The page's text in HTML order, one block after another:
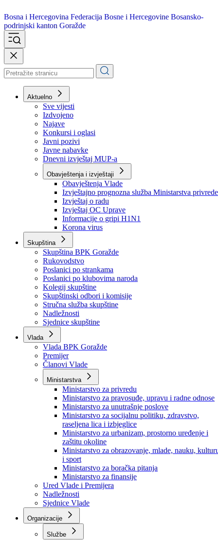
Bosna i Hercegovina
podrinjski kanton Goražde
Aktuelno
Sve vijesti
Izdvojeno
Najave
Konkursi i oglasi
Javni pozivi
Javne nabavke
Dnevni izvještaj MUP-a
Obavještenja i izvještaji
Obavještenja Vlade
Izvještajno prognozna služba Ministarstva privrede
Izvještaj o radu
Izvještaj OC Uprave
Informacije o gripi H1N1
Korona virus
Skupština
Skupština BPK Goražde
Rukovodstvo
Poslanici po strankama
Poslanici po klubovima naroda
Kolegij skupštine
Skupštinski odbori i komisije
Stručna služba skupštine
Nadležnosti
Sjednice skupštine
Vlada
Vlada BPK Goražde
Premijer
Članovi Vlade
Ministarstva
Ministarstvo za privredu
Ministarstvo za pravosuđe, upravu i radne odnose
Ministarstvo za unutrašnje poslove
Ministarstvo za socijalnu politiku, zdravstvo,
raseljena lica i izbjeglice
Ministarstvo za urbanizam, prostorno uređenje i
zaštitu okoline
Ministarstvo za obrazovanje, mlade, nauku,
i sport
Ministarstvo za boračka pitanja
Ministarstvo za finansije
Ured Vlade i Premijera
Nadležnosti
Sjednice Vlade